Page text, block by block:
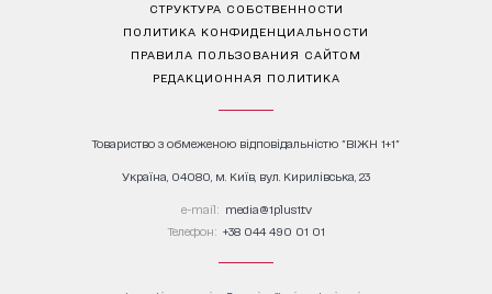
СТРУКТУРА СОБСТВЕННОСТИ
ПОЛИТИКА КОНФИДЕНЦИАЛЬНОСТИ
ПРАВИЛА ПОЛЬЗОВАНИЯ САЙТОМ
РЕДАКЦИОННАЯ ПОЛИТИКА
Товариство з обмеженою відповідальністю "ВІЖН 1+1"
Україна, 04080, м. Київ, вул. Кирилівська, 23
е-mail: media@1plus1.tv
Телефон: +38 044 490 01 01